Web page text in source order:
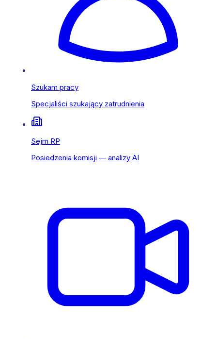
Szukam pracy
Specjaliści szukający zatrudnienia
Sejm RP
Posiedzenia komisji — analizy AI